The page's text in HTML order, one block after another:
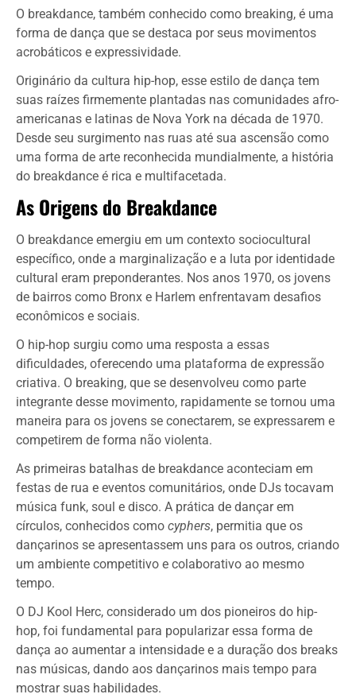
O breakdance, também conhecido como breaking, é uma
forma de dança que se destaca por seus movimentos
acrobáticos e expressividade.
Originário da cultura hip-hop, esse estilo de dança tem
suas raízes firmemente plantadas nas comunidades afro-
americanas e latinas de Nova York na década de 1970.
Desde seu surgimento nas ruas até sua ascensão como
uma forma de arte reconhecida mundialmente, a história
do breakdance é rica e multifacetada.
As Origens do Breakdance
O breakdance emergiu em um contexto sociocultural
específico, onde a marginalização e a luta por identidade
cultural eram preponderantes. Nos anos 1970, os jovens
de bairros como Bronx e Harlem enfrentavam desafios
econômicos e sociais.
O hip-hop surgiu como uma resposta a essas
dificuldades, oferecendo uma plataforma de expressão
criativa. O breaking, que se desenvolveu como parte
integrante desse movimento, rapidamente se tornou uma
maneira para os jovens se conectarem, se expressarem e
competirem de forma não violenta.
As primeiras batalhas de breakdance aconteciam em
festas de rua e eventos comunitários, onde DJs tocavam
música funk, soul e disco. A prática de dançar em
círculos, conhecidos como cyphers, permitia que os
dançarinos se apresentassem uns para os outros, criando
um ambiente competitivo e colaborativo ao mesmo
tempo.
O DJ Kool Herc, considerado um dos pioneiros do hip-
hop, foi fundamental para popularizar essa forma de
dança ao aumentar a intensidade e a duração dos breaks
nas músicas, dando aos dançarinos mais tempo para
mostrar suas habilidades.